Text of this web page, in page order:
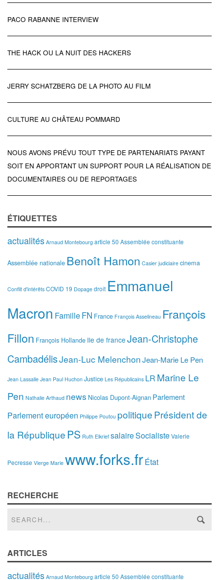
PACO RABANNE INTERVIEW
THE HACK OU LA NUIT DES HACKERS
JERRY SCHATZBERG DE LA PHOTO AU FILM
CULTURE AU CHÂTEAU POMMARD
NOUS AVONS PRÉVU TOUT TYPE DE PARTENARIATS PAYANT
SOIT EN APPORTANT UN SUPPORT POUR LA RÉALISATION DE
DOCUMENTAIRES OU DE REPORTAGES
ÉTIQUETTES
actualités Arnaud Montebourg article 50 Assemblée constituante
Assemblée nationale Benoît Hamon Casier judiciaire cinema
Conflit d'intérêts COVID 19 Dopage droit Emmanuel
Macron FamilleFN France François Asselineau François
Fillon François Hollande Ile de france Jean-Christophe
CambadélisJean-Luc MelenchonJean-Marie Le Pen
Jean Lassalle Jean Paul Huchon Justice Les Républicains LR Marine Le
Pen Nathalie Arthaud news Nicolas Dupont-Aignan Parlement
Parlement européen Philippe Poutou politiquePrésident de
la République PS Ruth Elkrief salaireSocialisteValerie
Pecresse Vierge Marie www.forks.frÉtat
RECHERCHE
ARTICLES
actualités Arnaud Montebourg article 50 Assemblée constituante